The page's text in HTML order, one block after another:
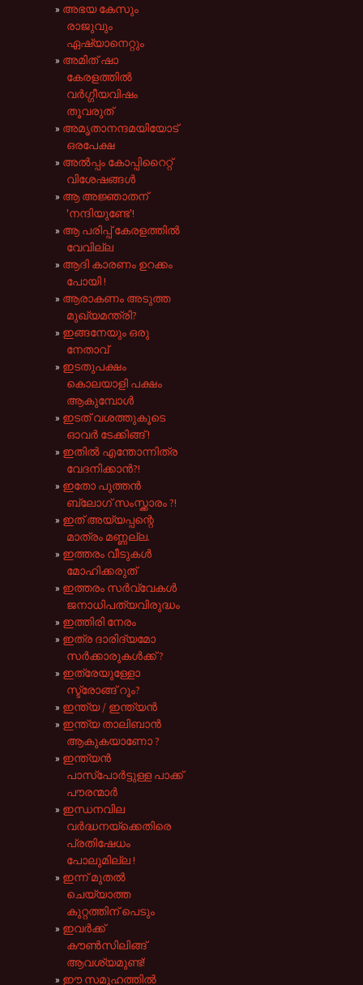
അഭയ കേസും
രാജുവും
ഏഷ്യാനെറ്റും
അമിത് ഷാ
കേരളത്തിൽ
വർഗ്ഗീയവിഷം
തൂവരുത്
അമൃതാനന്ദമയിയോട്
ഒരപേക്ഷ
അൽ‌പ്പം കോപ്പിറൈറ്റ്
വിശേഷങ്ങൾ
ആ അജ്ഞാതന്
'നന്ദിയുണ്ടേ'!
ആ പരിപ്പ് കേരളത്തിൽ
വേവില്ല
ആദി കാരണം ഉറക്കം
പോയി !
ആരാകണം അടുത്ത
മുഖ്യമന്ത്രി?
ഇങ്ങനേയും ഒരു
നേതാവ്
ഇടതുപക്ഷം
കൊലയാളി പക്ഷം
ആകുമ്പോൾ
ഇടത് വശത്തുകൂടെ
ഓവർ ടേക്കിങ്ങ് !
ഇതിൽ എന്തോന്നിത്ര
വേദനിക്കാൻ?!
ഇതോ പുത്തന്‍
ബ്ലോഗ് സംസ്ക്കാരം ?!
ഇത് അയ്യപ്പന്റെ
മാത്രം മണ്ണല്ല.
ഇത്തരം വീടുകൾ
മോഹിക്കരുത്
ഇത്തരം സർവ്വേകൾ
ജനാധിപത്യവിരുദ്ധം
ഇത്തിരി നേരം
ഇത്ര ദാരിദ്യമോ
സർക്കാരുകൾക്ക് ?
ഇത്രേയുള്ളോ
സ്ട്രോങ്ങ്‌ റൂം?
ഇന്ത്യ / ഇന്ത്യൻ
ഇന്ത്യ താലിബാൻ
ആകുകയാണോ ?
ഇന്ത്യൻ
പാസ്പോർട്ടുള്ള പാക്ക്
പൗരന്മാർ
ഇന്ധനവില
വർദ്ധനയ്ക്കെതിരെ
പ്രതിഷേധം
പോലുമില്ല !
ഇന്ന് മുതൽ
ചെയ്യാത്ത
കുറ്റത്തിന് പെടും
ഇവർക്ക്‌
കൗൺസിലിങ്ങ്
ആവശ്യമുണ്ട്!
ഈ സമൂഹത്തിൽ